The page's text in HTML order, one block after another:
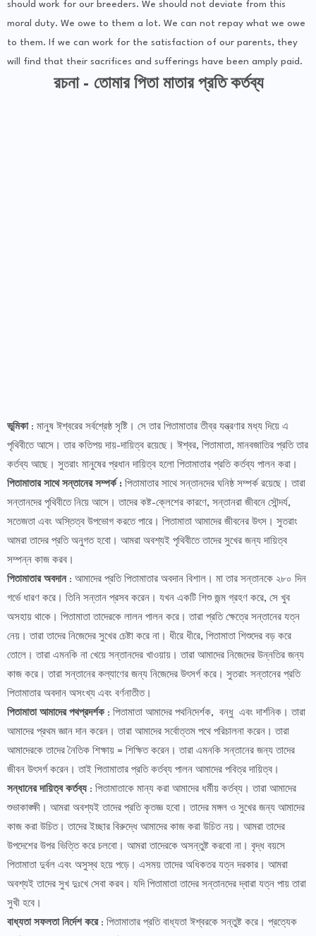
should work for our breeders. We should not deviate from this
moral duty. We owe to them a lot. We can not repay what we owe
to them. If we can work for the satisfaction of our parents, they
will find that their sacrifices and sufferings have been amply paid.
রচনা - তোমার পিতা মাতার প্রতি কর্তব্য
ভূমিকা: মানুষ ঈশ্বরের সর্বশ্রেষ্ঠ সৃষ্টি। সে তার পিতামাতার তীব্র যন্ত্রণার মধ্য দিয়ে এ
পৃথিবীতে আসে। তার কতিপয় দায়-দায়িত্ব রয়েছে। ঈশ্বর, পিতামাতা, মানবজাতির প্রতি তার
কর্তব্য আছে। সুতরাং মানুষের প্রধান দায়িত্ব হলো পিতামাতার প্রতি কর্তব্য পালন করা।
পিতামাতার সাথে সন্তানের সম্পর্ক : পিতামাতার সাথে সন্তানদের ঘনিষ্ঠ সম্পর্ক রয়েছে। তারা
সন্তানদের পৃথিবীতে নিয়ে আসে। তাদের কষ্ট-ক্লেশের কারণে, সন্তানরা জীবনে সৌন্দর্য,
সতেজতা এবং অস্তিত্ব উপভোগ করতে পারে। পিতামাতা আমাদের জীবনের উৎস। সুতরাং
আমরা তাদের প্রতি অনুগত হবো। আমরা অবশ্যই পৃথিবীতে তাদের সুখের জন্য দায়িত্ব
সম্পন্ন কাজ করব।
পিতামাতার অবদান: আমাদের প্রতি পিতামাতার অবদান বিশাল। মা তার সন্তানকে ২৮০ দিন
গর্ভে ধারণ করে। তিনি সন্তান প্রসব করেন। যখন একটি শিশু জন্ম গ্রহণ করে, সে খুব
অসহায় থাকে। পিতামাতা তাদেরকে লালন পালন করে। তারা প্রতি ক্ষেত্রে সন্তানের যত্ন
নেয়। তারা তাদের নিজেদের সুখের চেষ্টা করে না। ধীরে ধীরে, পিতামাতা শিশুদের বড় করে
তোলে। তারা এমনকি না খেয়ে সন্তানদের খাওয়ায়। তারা আমাদের নিজেদের উন্নতির জন্য
কাজ করে। তারা সন্তানের কল্যাণের জন্য নিজেদের উৎসর্গ করে। সুতরাং সন্তানের প্রতি
পিতামাতার অবদান অসংখ্য এবং বর্ণনাতীত।
পিতামাতা আমাদের পথপ্রদর্শক: পিতামাতা আমাদের পথনিদের্শক, বন্ধু এবং দার্শনিক। তারা
আমাদের প্রথম জ্ঞান দান করেন। তারা আমাদের সর্বোত্তম পথে পরিচালনা করেন। তারা
আমাদেরকে তাদের নৈতিক শিক্ষায় = শিক্ষিত করেন। তারা এমনকি সন্তানের জন্য তাদের
জীবন উৎসর্গ করেন। তাই পিতামাতার প্রতি কর্তব্য পালন আমাদের পবিত্র দায়িত্ব।
সন্ধানের দায়িত্ব কর্তব্য : পিতামাতাকে মান্য করা আমাদের ধর্মীয় কর্তব্য। তারা আমাদের
শুভাকাঙ্ক্ষী। আমরা অবশ্যই তাদের প্রতি কৃতজ্ঞ হবো। তাদের মঙ্গল ও সুখের জন্য আমাদের
কাজ করা উচিত। তাদের ইচ্ছার বিরুদ্ধে আমাদের কাজ করা উচিত নয়। আমরা তাদের
উপদেশের উপর ভিত্তি করে চলবো। আমরা তাদেরকে অসন্তুষ্ট করবো না। বৃদ্ধ বয়সে
পিতামাতা দুর্বল এবং অসুস্থ হয়ে পড়ে। এসময় তাদের অধিকতর যত্ন দরকার। আমরা
অবশ্যই তাদের সুখ দুঃখে সেবা করব। যদি পিতামাতা তাদের সন্তানদের দ্বারা যত্ন পায় তারা
সুখী হবে।
বাধ্যতা সফলতা নির্দেশ করে: পিতামাতার প্রতি বাধ্যতা ঈশ্বরকে সন্তুষ্ট করে। প্রত্যেক